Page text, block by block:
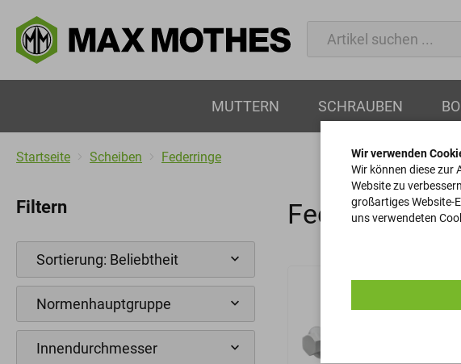
MUTTERN SCHRAUBEN
Startseite Scheiben Federringe
Filtern Federringe
Wir verwenden
Wir können diese zur
Website zu
großartiges Website-
uns verwendeten